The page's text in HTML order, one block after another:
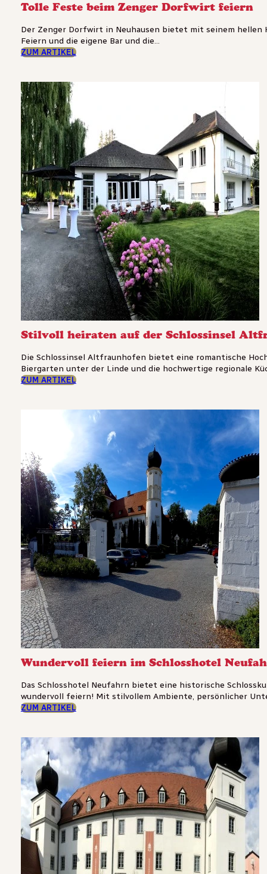
Tolle Feste beim Zenger Dorfwirt feiern
Der Zenger Dorfwirt in Neuhausen bietet mit seinem
Feiern und die eigene Bar und die...
ZUM ARTIKEL
Stilvoll heiraten auf der Schlossinsel
Die Schlossinsel Altfraunhofen bietet eine romantische
Biergarten unter der Linde und die hochwertige regionale
ZUM ARTIKEL
Wundervoll feiern im Schlosshotel
Das Schlosshotel Neufahrn bietet eine historische
wundervoll feiern! Mit stilvollem Ambiente, persönlicher
ZUM ARTIKEL